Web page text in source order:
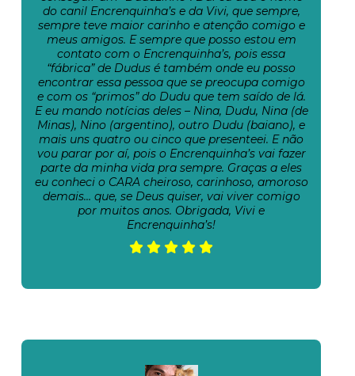
do canil Encrenquinha’s e da Vivi, que sempre,
sempre teve maior carinho e atenção comigo e
meus amigos. E sempre que posso estou em
contato com o Encrenquinha’s, pois essa
“fábrica” de Dudus é também onde eu posso
encontrar essa pessoa que se preocupa comigo
e com os “primos” do Dudu que tem saído de lá.
E eu mando notícias deles – Nina, Dudu, Nina (de
Minas), Nino (argentino), outro Dudu (baiano), e
mais uns quatro ou cinco que presenteei. E não
vou parar por aí, pois o Encrenquinha’s vai fazer
parte da minha vida pra sempre. Graças a eles
eu conheci o CARA cheiroso, carinhoso, amoroso
demais… que, se Deus quiser, vai viver comigo
por muitos anos. Obrigada, Vivi e
Encrenquinha’s!